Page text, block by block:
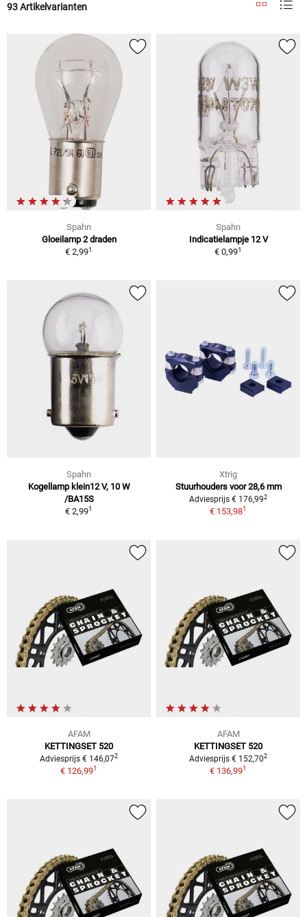
93 Artikelvarianten
Spahn
Gloeilamp 2 draden
€ 2,991
Spahn
Indicatielampje 12 V
€ 0,991
Spahn
Kogellamp klein12 V, 10 W
/BA15S
€ 2,991
Xtrig
Stuurhouders voor 28,6 mm
Adviesprijs € 176,992
€ 153,981
AFAM
KETTINGSET 520
Adviesprijs € 146,072
€ 126,991
AFAM
KETTINGSET 520
Adviesprijs € 152,702
€ 136,991